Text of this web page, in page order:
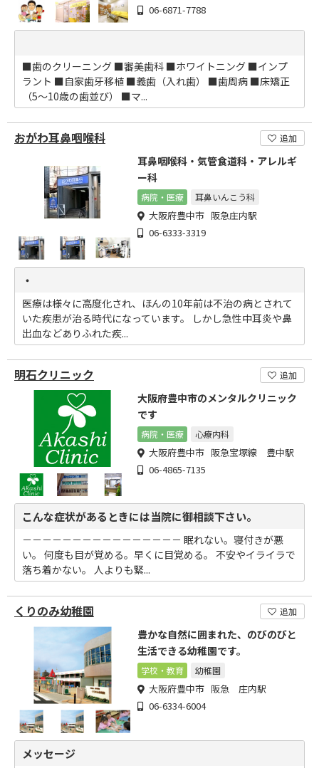
06-6871-7788
■歯のクリーニング ■審美歯科 ■ホワイトニング ■インプ
ラント ■自家歯牙移植 ■義歯（入れ歯） ■歯周病 ■床矯正
（5～10歳の歯並び） ■マ...
おがわ耳鼻咽喉科 追加
耳鼻咽喉科・気管食道科・アレルギ
ー科
病院・医療 耳鼻いんこう科
大阪府豊中市 阪急庄内駅
06-6333-3319
・
医療は様々に高度化され、ほんの10年前は不治の病とされて
いた疾患が治る時代になっています。 しかし急性中耳炎や鼻
出血などありふれた疾...
明石クリニック 追加
大阪府豊中市のメンタルクリニック
です
病院・医療 心療内科
大阪府豊中市 阪急宝塚線 豊中駅
06-4865-7135
こんな症状があるときには当院に御相談下さい。
－－－－－－－－－－－－－－－－ 眠れない。寝付きが悪
い。 何度も目が覚める。早くに目覚める。 不安やイライラで
落ち着かない。 人よりも緊...
くりのみ幼稚園 追加
豊かな自然に囲まれた、のびのびと
生活できる幼稚園です。
学校・教育 幼稚園
大阪府豊中市 阪急 庄内駅
06-6334-6004
メッセージ